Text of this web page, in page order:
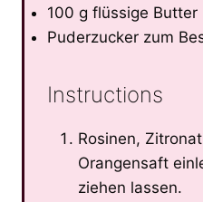
100 g flüssige Butter
Puderzucker zum
Instructions
Rosinen,
Orangensaft
ziehen lassen.